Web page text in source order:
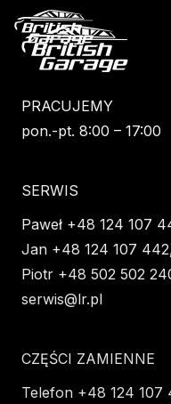
PRACUJEMY
pon.-pt. 8:00 – 17:00
SERWIS
Paweł +48 124 107
Jan +48 124 107
Piotr +48 502 502
serwis@lr.pl
CZĘŚCI ZAMIENNE
Telefon +48 124 107